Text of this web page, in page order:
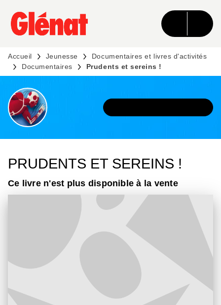
MENU RECHERCHE CONTENU
PIED DE PAGE
Accueil Jeunesse
Documentaires et livres d'activités
Documentaires
Prudents et sereins !
PRUDENTS ET SEREINS !
Ce livre n'est plus disponible à la vente